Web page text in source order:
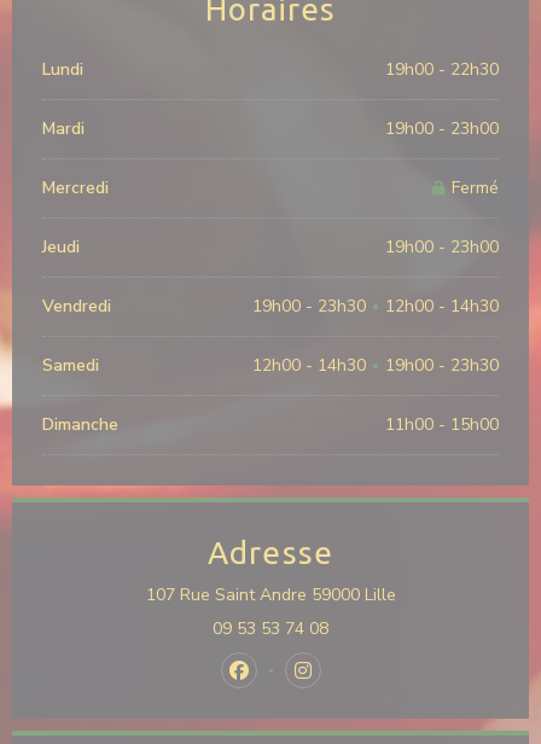
Horaires
Lundi 19h00 - 22h30
Mardi 19h00 - 23h00
Mercredi Fermé
Jeudi 19h00 - 23h00
Vendredi 19h00 - 23h30 • 12h00 - 14h30
Samedi 12h00 - 14h30 • 19h00 - 23h30
Dimanche 11h00 - 15h00
Adresse
107 Rue Saint Andre 59000 Lille((ouvre une
09 53 53 74 08
Facebook ((ouvre une nouvelle
Instagram ((ouvre une